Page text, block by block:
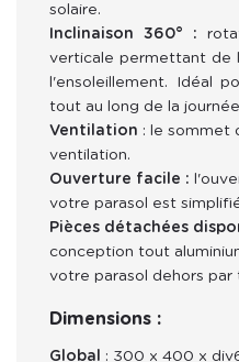
solaire.
Inclinaison 360° :
verticale permettant de
l'ensoleillement. Idéal
tout au long de la
Ventilation : le sommet
ventilation.
Ouverture facile :
votre parasol est
Pièces détachées
conception tout
votre parasol dehors par
Dimensions :
Global : 300 x 400 x